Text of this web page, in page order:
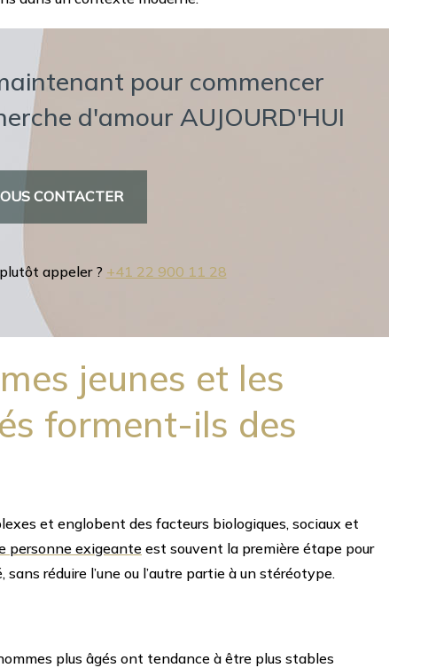
pour commencer
d'amour AUJOURD'HUI
CONTACTER
appeler ? +41 22 900 11 28
jeunes et les
forment-ils des
et englobent des facteurs biologiques, sociaux et
personne exigeante est souvent la première étape pour
réduire l’une ou l’autre partie à un stéréotype.
plus âgés ont tendance à être plus stables